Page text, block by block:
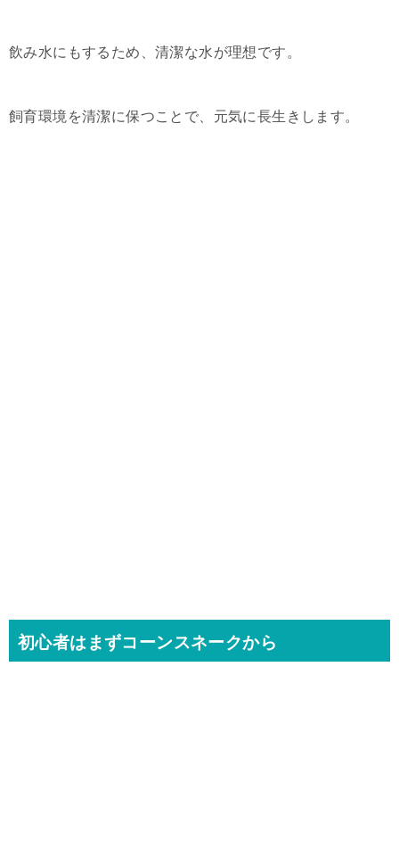
飲み水にもするため、清潔な水が理想です。
飼育環境を清潔に保つことで、元気に長生きします。
初心者はまずコーンスネークから